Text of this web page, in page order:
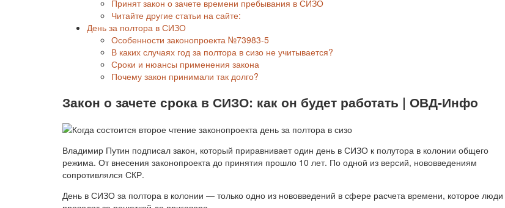
Принят закон о зачете времени пребывания в СИЗО
Читайте другие статьи на сайте:
День за полтора в СИЗО
Особенности законопроекта №73983-5
В каких случаях год за полтора в сизо не учитывается?
Сроки и нюансы применения закона
Почему закон принимали так долго?
Закон о зачете срока в СИЗО: как он будет работать | ОВД-Инфо
Владимир Путин подписал закон, который приравнивает один день в СИЗО к полутора в колонии общего
режима. От внесения законопроекта до принятия прошло 10 лет. По одной из версий, нововведениям
сопротивлялся СКР.
День в СИЗО за полтора в колонии — только одно из нововведений в сфере расчета времени, которое люди